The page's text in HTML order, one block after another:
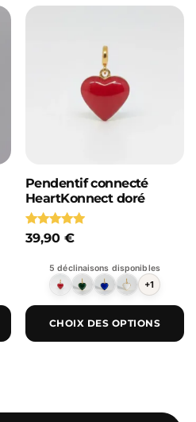
Pendentif connecté
HeartKonnect doré
Note
4.93
39,90 €
5 déclinaisons disponibles
+1
CHOIX DES OPTIONS